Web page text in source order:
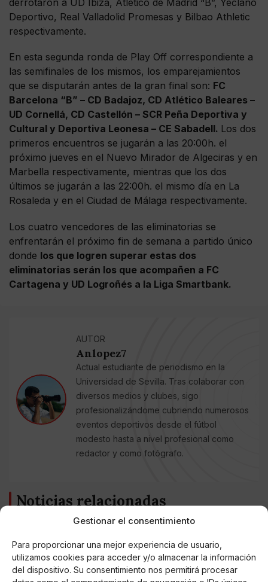
Gestionar el consentimiento
Para proporcionar una mejor experiencia de usuario,
utilizamos cookies para acceder y/o almacenar la información
del dispositivo. Su consentimiento nos permitirá procesar
derrotaron a UD Ibiza, Atlético de Madrid “B”, Yeclano
Deportivo, Real Valladolid Promesas y Bilbao Athletic
respectivamente.
En esta segunda ronda de Play Off correspondiente a
las semifinales de los mismos, los emparejamientos
que se disputarán antes de la gran final son: FC
Barcelona “B” – CD Badajoz, CD Atlético Baleares –
UD Cornellá, CD Castellón – SCR Peña Deportiva y
Cultural y Deportiva Leonesa – CE Sabadell. Los dos
primeros encuentros se jugarán a las 20:00h. el
próximo jueves en el Nuevo Mirador de Algeciras y en
Marbella respectivamente, mientras que los dos
últimos se jugarán a las 22:00h. el mismo día en La
Rosaleda y en el Ciudad de Málaga respectivamente.
Los cuatro vencedores de las eliminatorias se
enfrentarán el próximo fin de semana a partido único
donde los que logren superar estas dos
eliminatorias serán los que acompañen a FC
Cartagena y UD Logroñés a la Liga Smartbank.
AUTOR
Anlopez7
Actual estudiante de periodismo en la
Universidad de Sevilla. Tras colaborar con
diversos medios y clubes, sigo
profesionalizándome cubriendo numerosos
eventos deportivos desde el fútbol
modesto hasta a nivel profesional como
redactor y como fotógrafo.
Noticias relacionadas
Online Casino
Colombia 2025: Bitcoin Casinos